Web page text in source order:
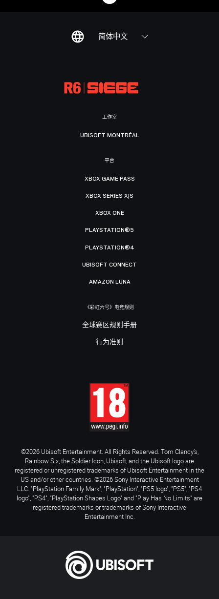
简体中文
工作室
UBISOFT MONTRÉAL
平台
XBOX GAME PASS
XBOX SERIES X|S
XBOX ONE
PLAYSTATION®5
PLAYSTATION®4
UBISOFT CONNECT
AMAZON LUNA
《彩虹六号》电竞规则
全球赛区规则手册
行为准则
©2026 Ubisoft Entertainment. All Rights Reserved. Tom Clancy’s,
Rainbow Six, the Soldier Icon, Ubisoft, and the Ubisoft logo are
registered or unregistered trademarks of Ubisoft Entertainment in the
US and/or other countries. ©2026 Sony Interactive Entertainment
LLC. "PlayStation Family Mark", "PlayStation", "PS5 logo", "PS5", "PS4
logo", "PS4", "PlayStation Shapes Logo" and "Play Has No Limits" are
registered trademarks or trademarks of Sony Interactive
Entertainment Inc.